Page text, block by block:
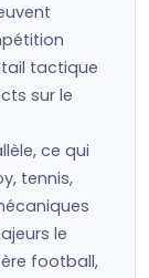
tactique
sur le
ce qui
tennis,
le
football,